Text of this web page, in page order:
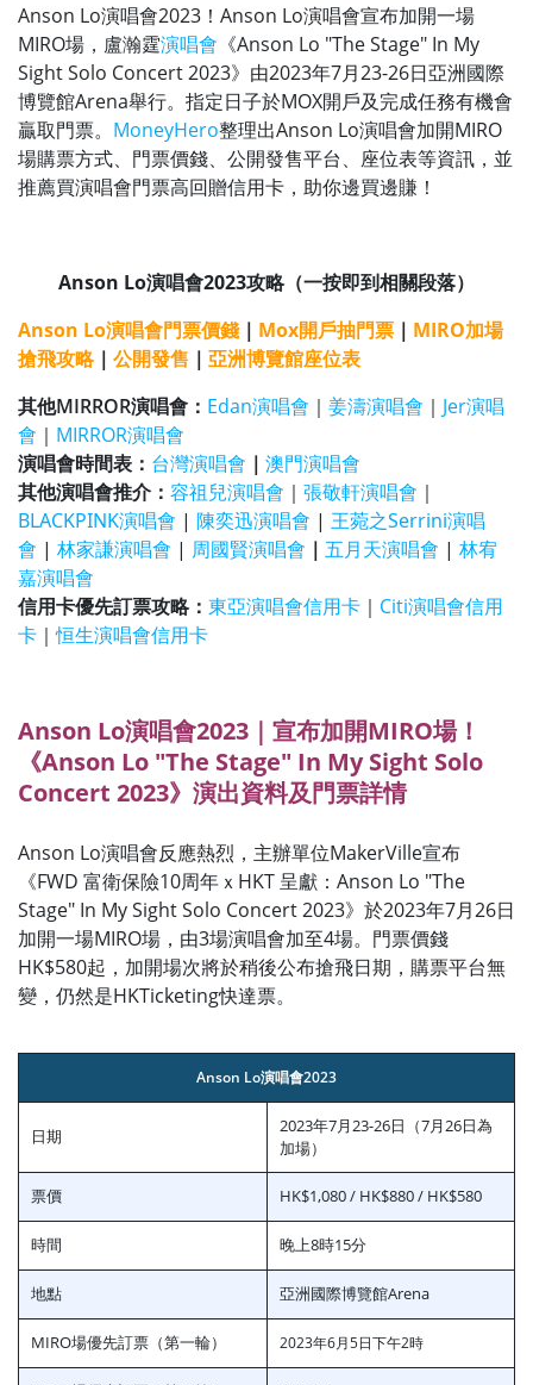
Anson Lo演唱會2023！Anson Lo演唱會宣布加開一場
MIRO場，盧瀚霆演唱會 《Anson Lo "The Stage" In My
Sight Solo Concert 2023》由2023年7月23-26日亞洲國際
博覽館Arena舉行。指定日子於MOX開戶及完成任務有機會
贏取門票。 MoneyHero整理出Anson Lo演唱會加開MIRO
場購票方式、門票價錢、公開發售平台、座位表等資訊，並
推薦買演唱會門票高回贈信用卡，助你邊買邊賺！
Anson Lo演唱會2023攻略（一按即到相關段落）
Anson Lo演唱會門票價錢 ｜ Mox開戶抽門票 ｜ MIRO加場
搶飛攻略｜ 公開發售 ｜ 亞洲博覽館座位表
其他MIRROR演唱會： Edan演唱會 ｜ 姜濤演唱會 ｜ Jer演唱
會 ｜ MIRROR演唱會
演唱會時間表： 台灣演唱會 ｜ 澳門演唱會
其他演唱會推介： 容祖兒演唱會 ｜ 張敬軒演唱會 ｜
BLACKPINK演唱會 | 陳奕迅演唱會 | 王菀之Serrini演唱
會 | 林家謙演唱會 | 周國賢演唱會 ｜ 五月天演唱會 | 林宥
嘉演唱會
信用卡優先訂票攻略： 東亞演唱會信用卡 ｜ Citi演唱會信用
卡 ｜恒生演唱會信用卡
Anson Lo演唱會2023｜宣布加開MIRO場！
《Anson Lo "The Stage" In My Sight Solo
Concert 2023》演出資料及門票詳情
Anson Lo演唱會反應熱烈，主辦單位MakerVille宣布
《FWD 富衛保險10周年ｘHKT 呈獻：Anson Lo "The
Stage" In My Sight Solo Concert 2023》於2023年7月26日
加開一場MIRO場，由3場演唱會加至4場。門票價錢
HK$580起，加開場次將於稍後公布搶飛日期，購票平台無
變，仍然是HKTicketing快達票。
Anson Lo演唱會2023
日期
2023年7月23-26日（7月26日為
加場）
票價 HK$1,080 / HK$880 / HK$580
時間 晚上8時15分
地點 亞洲國際博覽館Arena
MIRO場優先訂票（第一輪） 2023年6月5日下午2時